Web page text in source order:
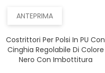
ANTEPRIMA
Costrittori Per Polsi In PU Con
Cinghia Regolabile Di Colore
Nero Con Imbottitura